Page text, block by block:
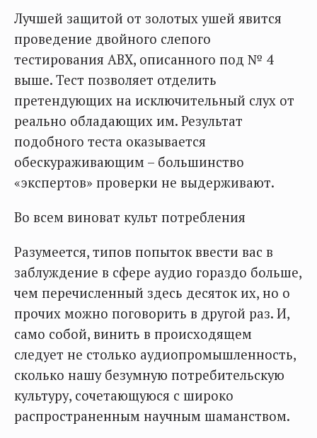
Лучшей защитой от золотых ушей явится
проведение двойного слепого
тестирования ABX, описанного под № 4
выше. Тест позволяет отделить
претендующих на исключительный слух от
реально обладающих им. Результат
подобного теста оказывается
обескураживающим – большинство
«экспертов» проверки не выдерживают.
Во всем виноват культ потребления
Разумеется, типов попыток ввести вас в
заблуждение в сфере аудио гораздо больше,
чем перечисленный здесь десяток их, но о
прочих можно поговорить в другой раз. И,
само собой, винить в происходящем
следует не столько аудиопромышленность,
сколько нашу безумную потребительскую
культуру, сочетающуюся с широко
распространенным научным шаманством.